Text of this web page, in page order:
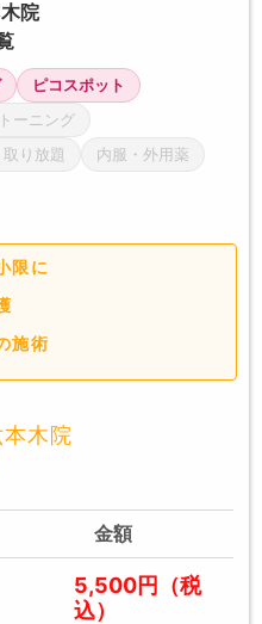
院
ピコスポット
ーニング
取り放題 内服・外用薬
限に
施術
木院
金額
5,500円（税
込）